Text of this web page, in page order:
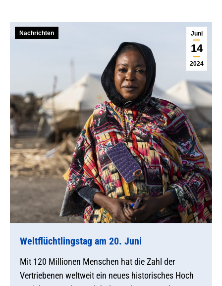
Juni
14
2024
Nachrichten
Weltflüchtlingstag am 20. Juni
Mit 120 Millionen Menschen hat die Zahl der
Vertriebenen weltweit ein neues historisches Hoch